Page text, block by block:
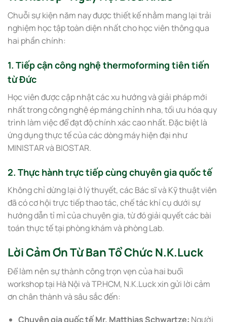
Chuỗi sự kiện năm nay được thiết kế nhằm mang lại trải
nghiệm học tập toàn diện nhất cho học viên thông qua
hai phần chính:
1. Tiếp cận công nghệ thermoforming tiên tiến
từ Đức
Học viên được cập nhật các xu hướng và giải pháp mới
nhất trong công nghệ ép máng chỉnh nha, tối ưu hóa quy
trình làm việc để đạt độ chính xác cao nhất. Đặc biệt là
ứng dụng thực tế của các dòng máy hiện đại như
MINISTAR và BIOSTAR.
2. Thực hành trực tiếp cùng chuyên gia quốc tế
Không chỉ dừng lại ở lý thuyết, các Bác sĩ và Kỹ thuật viên
đã có cơ hội trực tiếp thao tác, chế tác khí cụ dưới sự
hướng dẫn tỉ mỉ của chuyên gia, từ đó giải quyết các bài
toán thực tế tại phòng khám và phòng Lab.
Lời Cảm Ơn Từ Ban Tổ Chức N.K.Luck
Để làm nên sự thành công trọn vẹn của hai buổi
workshop tại Hà Nội và TP.HCM, N.K.Luck xin gửi lời cảm
ơn chân thành và sâu sắc đến:
Chuyên gia quốc tế Mr. Matthias Schwartze: Người